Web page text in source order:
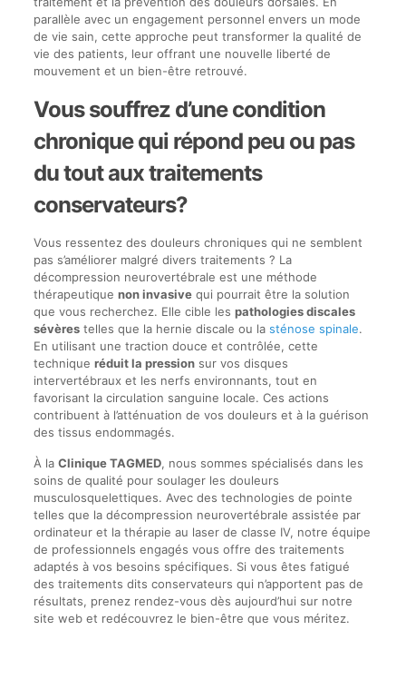
parallèle avec un engagement personnel envers un mode
de vie sain, cette approche peut transformer la qualité de
vie des patients, leur offrant une nouvelle liberté de
mouvement et un bien-être retrouvé.
Vous souffrez d’une condition
chronique qui répond peu ou pas
du tout aux traitements
conservateurs?
Vous ressentez des douleurs chroniques qui ne semblent
pas s’améliorer malgré divers traitements ? La
décompression neurovertébrale est une méthode
thérapeutique non invasivequi pourrait être la solution
que vous recherchez. Elle cible les pathologies discales
sévèrestelles que la hernie discale ou la sténose spinale.
En utilisant une traction douce et contrôlée, cette
technique réduit la pressionsur vos disques
intervertébraux et les nerfs environnants, tout en
favorisant la circulation sanguine locale. Ces actions
contribuent à l’atténuation de vos douleurs et à la guérison
des tissus endommagés.
À la Clinique TAGMED, nous sommes spécialisés dans les
soins de qualité pour soulager les douleurs
musculosquelettiques. Avec des technologies de pointe
telles que la décompression neurovertébrale assistée par
ordinateur et la thérapie au laser de classe IV, notre équipe
de professionnels engagés vous offre des traitements
adaptés à vos besoins spécifiques. Si vous êtes fatigué
des traitements dits conservateurs qui n’apportent pas de
résultats, prenez rendez-vous dès aujourd’hui sur notre
site web et redécouvrez le bien-être que vous méritez.